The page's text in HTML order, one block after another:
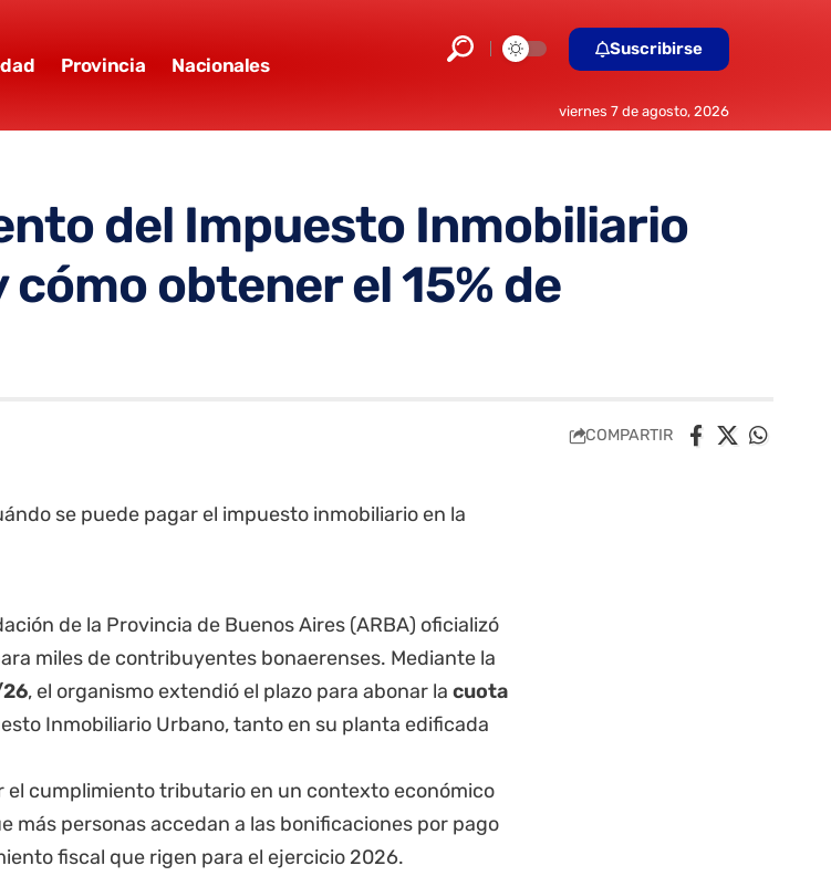
Provincia Nacionales
Suscribirse
viernes 7 de agosto, 2026
del Impuesto Inmobiliario
obtener el 15% de
COMPARTIR
de la Provincia de Buenos Aires (ARBA) oficializó
miles de contribuyentes bonaerenses. Mediante la
, el organismo extendió el plazo para abonar la cuota
Inmobiliario Urbano, tanto en su planta edificada
el cumplimiento tributario en un contexto económico
más personas accedan a las bonificaciones por pago
fiscal que rigen para el ejercicio 2026.